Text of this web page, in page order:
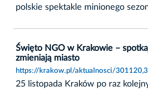
polskie spektakle minionego
Święto NGO w Krakowie –
zmieniają miasto
https://krakow.pl/aktualnosci/
25 listopada Kraków po raz